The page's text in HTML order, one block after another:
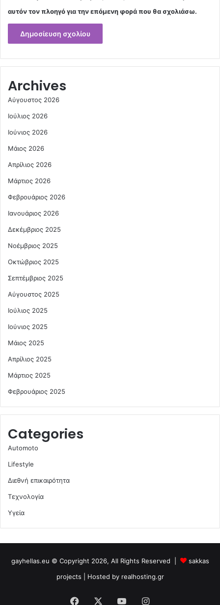
αυτόν τον πλοηγό για την επόμενη φορά που θα σχολιάσω.
Archives
Αύγουστος 2026
Ιούλιος 2026
Ιούνιος 2026
Μάιος 2026
Απρίλιος 2026
Μάρτιος 2026
Φεβρουάριος 2026
Ιανουάριος 2026
Δεκέμβριος 2025
Νοέμβριος 2025
Οκτώβριος 2025
Σεπτέμβριος 2025
Αύγουστος 2025
Ιούλιος 2025
Ιούνιος 2025
Μάιος 2025
Απρίλιος 2025
Μάρτιος 2025
Φεβρουάριος 2025
Categories
Automoto
Lifestyle
Διεθνή επικαιρότητα
Τεχνολογία
Υγεία
gayhellas.eu © Copyright 2026, All Rights Reserved |
sakkas
projects | Hosted by realhosting.gr
Facebook YouTubeInstagram